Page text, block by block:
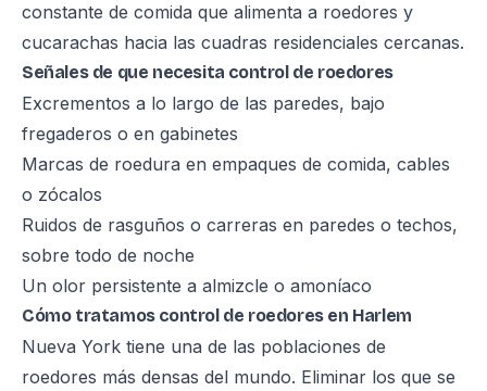
constante de comida que alimenta a roedores y
cucarachas hacia las cuadras residenciales cercanas.
Señales de que necesita control de roedores
Excrementos a lo largo de las paredes, bajo
fregaderos o en gabinetes
Marcas de roedura en empaques de comida, cables
o zócalos
Ruidos de rasguños o carreras en paredes o techos,
sobre todo de noche
Un olor persistente a almizcle o amoníaco
Cómo tratamos control de roedores en Harlem
Nueva York tiene una de las poblaciones de
roedores más densas del mundo. Eliminar los que se